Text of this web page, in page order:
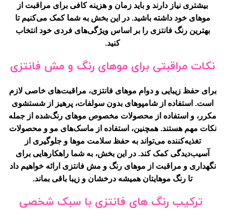
بیشتری نیاز دارند و باید زمان و هزینه کافی برای مراقبت از
موهای خود داشته باشید. در این بخش به شما کمک می‌کنیم تا
بهترین رنگ فانتزی را بر اساس ویژگی‌های فردی خود انتخاب
کنید.
نکات مراقبتی برای موهای رنگ و مش فانتزی
برای حفظ زیبایی و دوام موهای فانتزی، مراقبت‌های خاصی لازم
است. استفاده از شامپوهای بدون سولفات، پرهیز از شستشوی
مکرر، و استفاده از محصولات مخصوص موهای رنگ‌شده از جمله
نکات مهم هستند. همچنین، استفاده از ماسک‌های مو و محصولات
تغذیه‌کننده می‌تواند به حفظ سلامت موها و جلوگیری از
آسیب‌دیدگی کمک کند. در این بخش، به شما راهکارهایی برای
نگهداری و مراقبت از موهای رنگ و مش فانتزی ارائه خواهیم داد
تا رنگ موهایتان همیشه درخشان و زیبا باقی بماند.
ترکیب رنگ های فانتزی با سبک شخصی